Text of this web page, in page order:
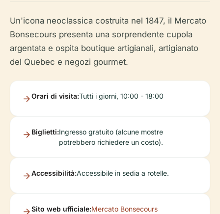
Un'icona neoclassica costruita nel 1847, il Mercato
Bonsecours presenta una sorprendente cupola
argentata e ospita boutique artigianali, artigianato
del Quebec e negozi gourmet.
Orari di visita:Tutti i giorni, 10:00 - 18:00
Biglietti:Ingresso gratuito (alcune mostre
potrebbero richiedere un costo).
Accessibilità:Accessibile in sedia a rotelle.
Sito web ufficiale:Mercato Bonsecours